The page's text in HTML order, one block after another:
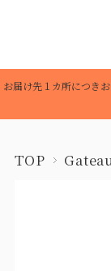
お届け先１カ所につき
TOP